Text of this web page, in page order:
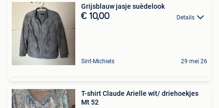
Grijsblauw jasje suèdelook
€ 10,00 Details
Sint-Michiels 29 mei 26
T-shirt Claude Arielle wit/ driehoekjes
Mt 52